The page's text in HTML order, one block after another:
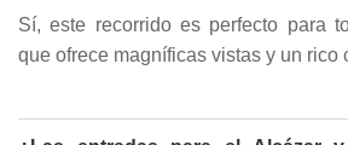
Sí, este recorrido es perfecto para
que ofrece magníficas vistas y un rico